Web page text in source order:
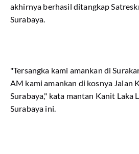
akhirnya berhasil ditangkap
Surabaya.
"Tersangka kami amankan di
AM kami amankan di kosnya Jalan
Surabaya," kata mantan Kanit Laka
Surabaya ini.